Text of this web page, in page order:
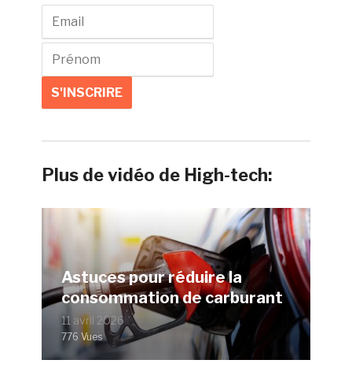
Plus de vidéo de High-tech:
Astuces pour réduire la
consommation de carburant
11 avril 2026
776 Vues